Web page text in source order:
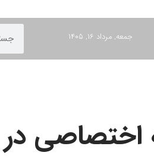
جمعه, مرداد ۱۶, ۱۴۰۵
در